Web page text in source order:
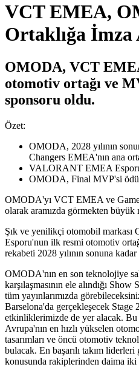
VCT EMEA,
Ortaklığa İmza
OMODA, VCT
otomotiv ortağı ve
sponsoru oldu.
Özet:
OMODA, 2028 yılının
Changers EMEA'nın ana
VALORANT EMEA
OMODA, Final MVP'si
OMODA'yı VCT EMEA ve Game
olarak aramızda görmekten
Şık ve yenilikçi otomobil
Esporu'nun ilk resmi otomotiv
rekabeti 2028 yılının sonuna
OMODA'nın en son teknolojiye
karşılaşmasının ele alındığı
tüm yayınlarımızda
Barselona'da gerçekleşecek Stage
etkinliklerimizde de yer alacak.
Avrupa'nın en hızlı yükselen
tasarımları ve öncü otomotiv
bulacak. En başarılı takım
konusunda rakiplerinden daima iki